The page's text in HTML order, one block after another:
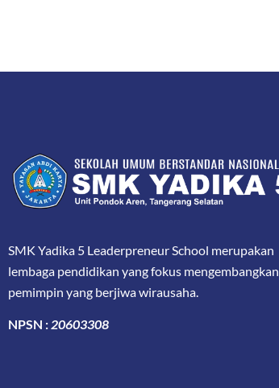
SMK Yadika 5 Leaderpreneur School merupakan
lembaga pendidikan yang fokus mengembangkan
pemimpin yang berjiwa wirausaha.
NPSN :20603308